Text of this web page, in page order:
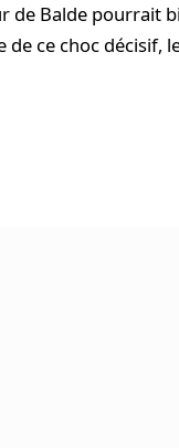
de Balde pourrait
de ce choc décisif,